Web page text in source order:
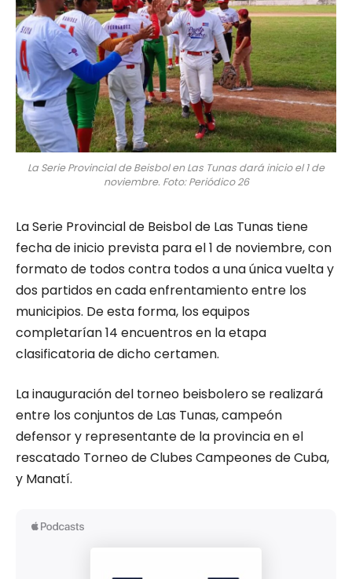
La Serie Provincial de Beisbol en Las Tunas dará inicio el 1 de
noviembre. Foto: Periódico 26
La Serie Provincial de Beisbol de Las Tunas tiene
fecha de inicio prevista para el 1 de noviembre, con
formato de todos contra todos a una única vuelta y
dos partidos en cada enfrentamiento entre los
municipios. De esta forma, los equipos
completarían 14 encuentros en la etapa
clasificatoria de dicho certamen.
La inauguración del torneo beisbolero se realizará
entre los conjuntos de Las Tunas, campeón
defensor y representante de la provincia en el
rescatado Torneo de Clubes Campeones de Cuba,
y Manatí.